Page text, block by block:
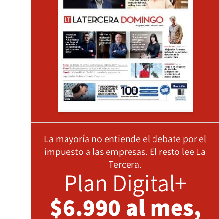
La mayoría no entiende el debate por el
impuesto a las empresas. El resto lee La
Tercera.
Plan Digital+
$6.990 al mes,